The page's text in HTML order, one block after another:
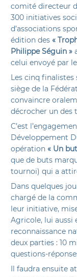
comité directeur
300 initiatives
d’associations
édition des «
Philippe Séguin »
celui envoyé par
Les cinq
siège de la
convaincre
décrocher un des
C’est
Développement
opération « Un
que de buts
tournoi) qui a
Dans quelques
chargé de la
leur initiative,
Agricole, lui aussi
reconnaissance
deux parties : 10
questions-
Il faudra ensuite